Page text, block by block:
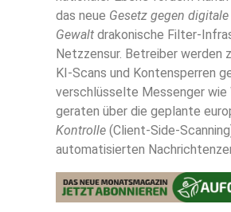
das neue Gesetz gegen digitale
Gewalt drakonische Filter-
Netzzensur. Betreiber werden
KI-Scans und Kontensperren
verschlüsselte Messenger wie
geraten über die geplante
Kontrolle (Client-Side-
automatisierten